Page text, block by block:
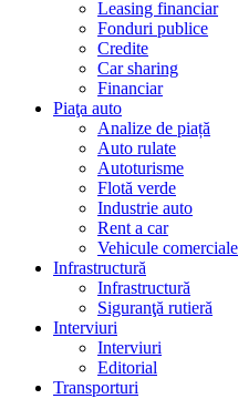
Leasing financiar
Fonduri publice
Credite
Car sharing
Financiar
Piaţa auto
Analize de piață
Auto rulate
Autoturisme
Flotă verde
Industrie auto
Rent a car
Vehicule
Infrastructură
Infrastructură
Siguranţă rutieră
Interviuri
Interviuri
Editorial
Transporturi